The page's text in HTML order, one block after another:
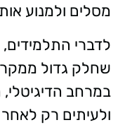
מסלים ולמנוע
לדברי התלמידים,
שחלק גדול
במרחב
ולעיתים רק לאחר